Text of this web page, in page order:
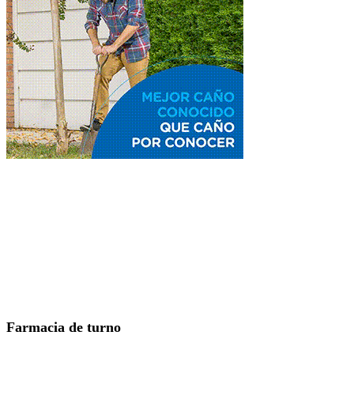
Farmacia de turno